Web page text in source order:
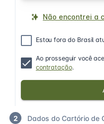
Não encontrei a
Estou fora do Brasil
Ao prosseguir você
contratação.
2 Dados do Cartório de